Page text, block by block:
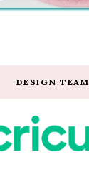
DESIGN TEAM